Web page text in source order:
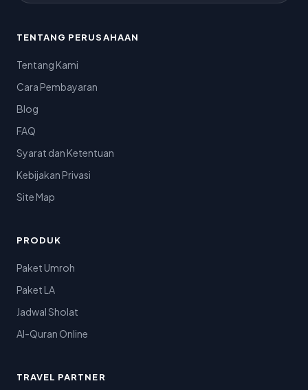
TENTANG PERUSAHAAN
Tentang Kami
Cara Pembayaran
Blog
FAQ
Syarat dan Ketentuan
Kebijakan Privasi
Site Map
PRODUK
Paket Umroh
Paket LA
Jadwal Sholat
Al-Quran Online
TRAVEL PARTNER